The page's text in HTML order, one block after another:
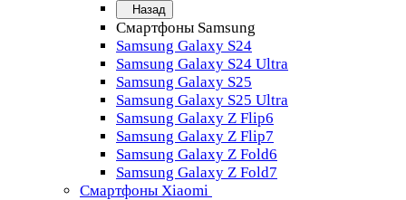
Назад
Смартфоны Samsung
Samsung Galaxy S24
Samsung Galaxy S24 Ultra
Samsung Galaxy S25
Samsung Galaxy S25 Ultra
Samsung Galaxy Z Flip6
Samsung Galaxy Z Flip7
Samsung Galaxy Z Fold6
Samsung Galaxy Z Fold7
Смартфоны Xiaomi